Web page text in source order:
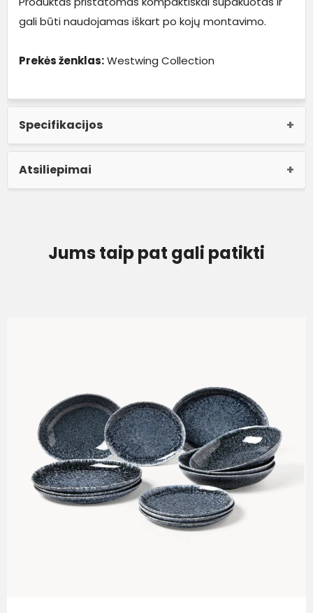
gali būti naudojamas iškart po kojų montavimo.
Prekės ženklas:Westwing Collection
Specifikacijos
Atsiliepimai
Jums taip pat gali patikti